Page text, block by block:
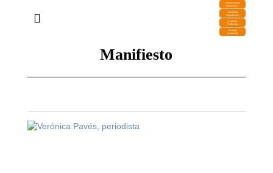
DESCARGA
MIRAPLAY
Buzón de
Sugerencias
Contratar
Publicidad
Contacto
Comercial
Manifiesto